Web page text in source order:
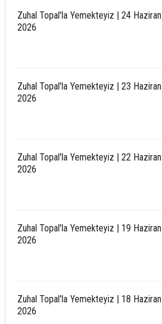
Zuhal Topal'la Yemekteyiz | 24 Haziran
2026
Zuhal Topal'la Yemekteyiz | 23 Haziran
2026
Zuhal Topal'la Yemekteyiz | 22 Haziran
2026
Zuhal Topal'la Yemekteyiz | 19 Haziran
2026
Zuhal Topal'la Yemekteyiz | 18 Haziran
2026